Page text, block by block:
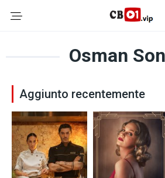
Osman
Aggiunto recentemente